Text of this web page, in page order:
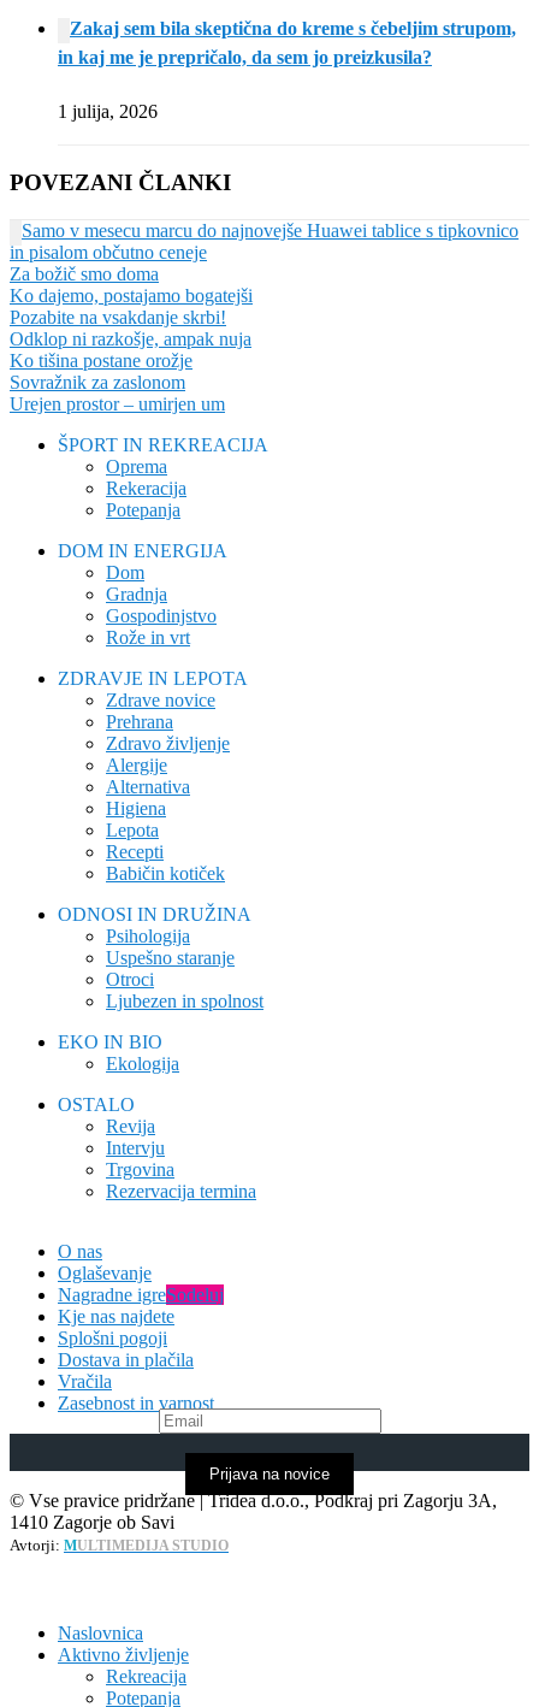
Zakaj sem bila skeptična do kreme s čebeljim strupom,
in kaj me je prepričalo, da sem jo preizkusila?
1 julija, 2026
POVEZANI ČLANKI
Samo v mesecu marcu do najnovejše Huawei tablice s tipkovnico
in pisalom občutno ceneje
Za božič smo doma
Ko dajemo, postajamo bogatejši
Pozabite na vsakdanje skrbi!
Odklop ni razkošje, ampak nuja
Ko tišina postane orožje
Sovražnik za zaslonom
Urejen prostor – umirjen um
ŠPORT IN REKREACIJA
Oprema
Rekeracija
Potepanja
DOM IN ENERGIJA
Dom
Gradnja
Gospodinjstvo
Rože in vrt
ZDRAVJE IN LEPOTA
Zdrave novice
Prehrana
Zdravo življenje
Alergije
Alternativa
Higiena
Lepota
Recepti
Babičin kotiček
ODNOSI IN DRUŽINA
Psihologija
Uspešno staranje
Otroci
Ljubezen in spolnost
EKO IN BIO
Ekologija
OSTALO
Revija
Intervju
Trgovina
Rezervacija termina
O nas
Oglaševanje
Nagradne igreSodeluj
Kje nas najdete
Splošni pogoji
Dostava in plačila
Vračila
Zasebnost in varnost
Prijava na novice
© Vse pravice pridržane | Tridea d.o.o., Podkraj pri Zagorju 3A,
1410 Zagorje ob Savi
Avtorji: MULTIMEDIJA STUDIO
Naslovnica
Aktivno življenje
Rekreacija
Potepanja